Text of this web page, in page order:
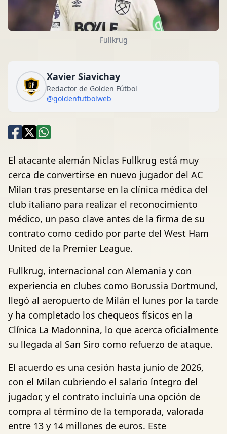
Füllkrug
Xavier Siavichay
Redactor de Golden Fútbol
@goldenfutbolweb
El atacante alemán Niclas Fullkrug está muy
cerca de convertirse en nuevo jugador del AC
Milan tras presentarse en la clínica médica del
club italiano para realizar el reconocimiento
médico, un paso clave antes de la firma de su
contrato como cedido por parte del West Ham
United de la Premier League.
Fullkrug, internacional con Alemania y con
experiencia en clubes como Borussia Dortmund,
llegó al aeropuerto de Milán el lunes por la tarde
y ha completado los chequeos físicos en la
Clínica La Madonnina, lo que acerca oficialmente
su llegada al San Siro como refuerzo de ataque.
El acuerdo es una cesión hasta junio de 2026,
con el Milan cubriendo el salario íntegro del
jugador, y el contrato incluiría una opción de
compra al término de la temporada, valorada
entre 13 y 14 millones de euros. Este